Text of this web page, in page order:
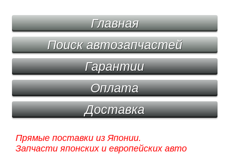
Главная
Поиск автозапчастей
Гарантии
Оплата
Доставка
Прямые поставки из Японии.
Запчасти японских и европейских авто